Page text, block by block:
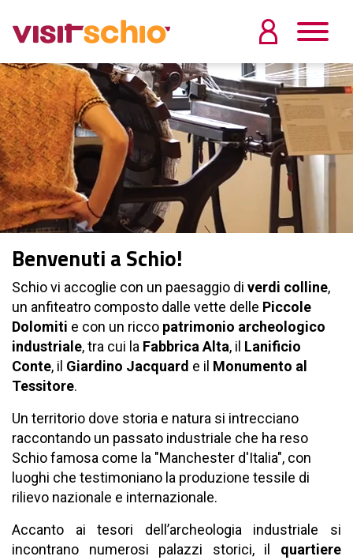
Benvenuti a Schio!
Schio vi accoglie con un paesaggio di verdi colline,
un anfiteatro composto dalle vette delle Piccole
Dolomiti e con un ricco patrimonio archeologico
industriale, tra cui la Fabbrica Alta, il Lanificio
Conte, il Giardino Jacquard e il Monumento al
Tessitore.
Un territorio dove storia e natura si intrecciano
raccontando un passato industriale che ha reso
Schio famosa come la "Manchester d'Italia", con
luoghi che testimoniano la produzione tessile di
rilievo nazionale e internazionale.
Accanto ai tesori dell’archeologia industriale si
incontrano numerosi palazzi storici, il quartiere